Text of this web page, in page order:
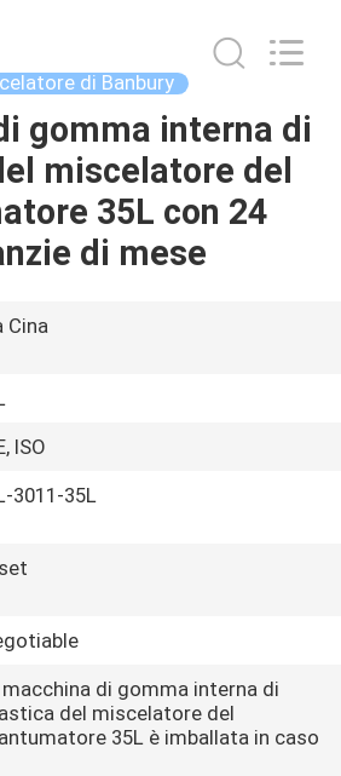
di Banbury
gomma interna di
miscelatore del
35L con 24
di mese
Cina
ISO
3011-35L
macchina di gomma interna di
del miscelatore del
35L è imballata in caso